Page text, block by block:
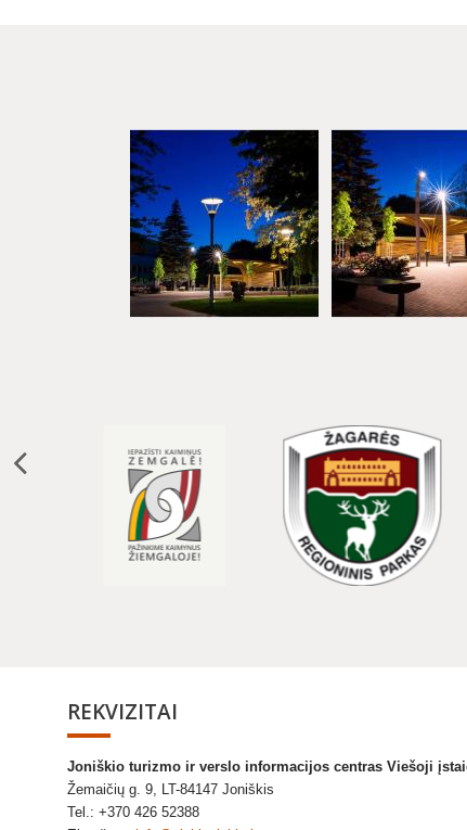
REKVIZITAI
Joniškio turizmo ir verslo informacijos centras Viešoji
Žemaičių g. 9, LT-84147 Joniškis
Tel.: +370 426 52388